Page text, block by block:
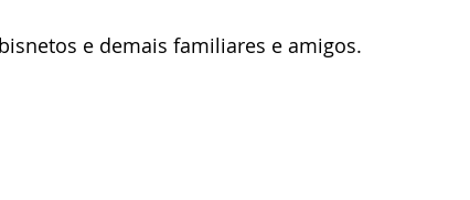
e demais familiares e amigos.